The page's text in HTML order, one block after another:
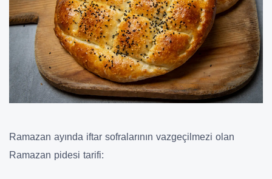
Ramazan ayında iftar sofralarının vazgeçilmezi olan
Ramazan pidesi tarifi: